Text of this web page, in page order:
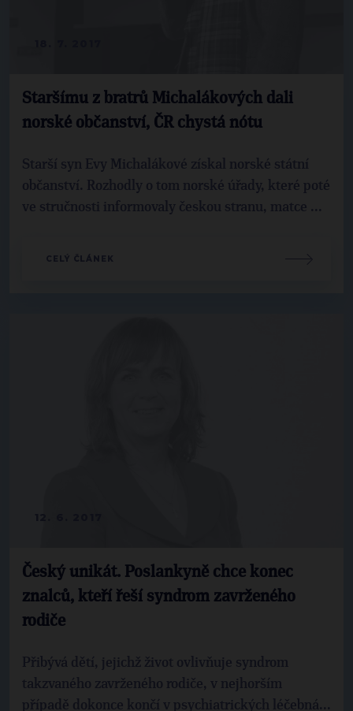
Staršímu z bratrů Michalákových dali
norské občanství, ČR chystá nótu
Starší syn Evy Michalákové získal norské státní
občanství. Rozhodly o tom norské úřady, které poté
ve stručnosti informovaly českou stranu, matce ...
CELÝ ČLÁNEK
Český unikát. Poslankyně chce konec
znalců, kteří řeší syndrom zavrženého
rodiče
Přibývá dětí, jejichž život ovlivňuje syndrom
takzvaného zavrženého rodiče, v nejhorším
případě dokonce končí v psychiatrických léčebná...